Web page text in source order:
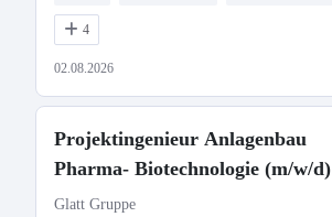
4
02.08.2026
Projektingenieur Anlagenbau
Pharma- Biotechnologie (m/w/d)
Glatt Gruppe